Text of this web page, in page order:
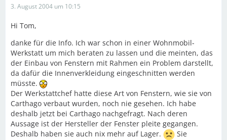
3. August 2004 um 10:15
Hi Tom,
danke für die Info. Ich war schon in einer Wohnmobil-
Werkstatt um mich beraten zu lassen und die meinten, das
der Einbau von Fenstern mit Rahmen ein Problem darstellt,
da dafür die Innenverkleidung eingeschnitten werden
müsste.
Der Werkstattchef hatte diese Art von Fenstern, wie sie von
Carthago verbaut wurden, noch nie gesehen. Ich habe
deshalb jetzt bei Carthago nachgefragt. Nach deren
Aussage ist der Hersteller der Fenster pleite gegangen.
Deshalb haben sie auch nix mehr auf Lager.
Sie